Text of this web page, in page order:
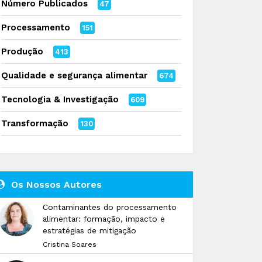
Número Publicados 47
Processamento 151
Produção 413
Qualidade e segurança alimentar 674
Tecnologia & Investigação 609
Transformação 130
Os Nossos Autores
Contaminantes do processamento
alimentar: formação, impacto e
estratégias de mitigação
Cristina Soares